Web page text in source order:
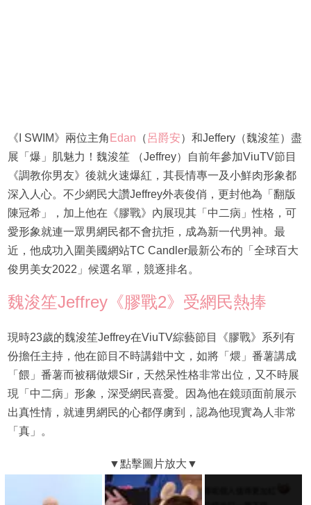
《I SWIM》兩位主角 Edan （呂爵安）和Jeffery（魏浚笙）盡
展「爆」肌魅力！魏浚笙 （Jeffrey）自前年參加ViuTV節目
《調教你男友》後就火速爆紅，其長情專一及小鮮肉形象都
深入人心。不少網民大讚Jeffrey外表俊俏，更封他為「翻版
陳冠希」，加上他在《膠戰》內展現其「中二病」性格，可
愛形象就連一眾男網民都不會抗拒，成為新一代男神。最
近，他成功入圍美國網站TC Candler最新公布的「全球百大
俊男美女2022」候選名單，競逐排名。
魏浚笙Jeffrey《膠戰2》受網民熱捧
現時23歲的魏浚笙Jeffrey在ViuTV綜藝節目《膠戰》系列有
份擔任主持，他在節目不時講錯中文，如將「煨」番薯講成
「餵」番薯而被稱做煨Sir，天然呆性格非常出位，又不時展
現「中二病」形象，深受網民喜愛。因為他在鏡頭面前展示
出真性情，就連男網民的心都俘虜到，認為他現實為人非常
「真」。